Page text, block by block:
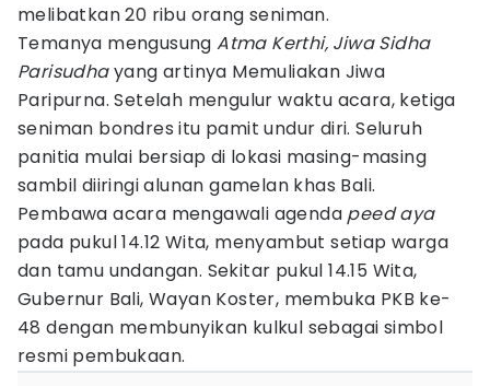
melibatkan 20 ribu orang seniman.
Temanya mengusungAtma Kerthi, Jiwa Sidha
Parisudhayang artinya Memuliakan Jiwa
Paripurna. Setelah mengulur waktu acara, ketiga
seniman bondres itu pamit undur diri. Seluruh
panitia mulai bersiap di lokasi masing-masing
sambil diiringi alunan gamelan khas Bali.
Pembawa acara mengawali agenda peed aya
pada pukul 14.12 Wita, menyambut setiap warga
dan tamu undangan. Sekitar pukul 14.15 Wita,
Gubernur Bali, Wayan Koster, membuka PKB ke-
48 dengan membunyikan kulkul sebagai simbol
resmi pembukaan.